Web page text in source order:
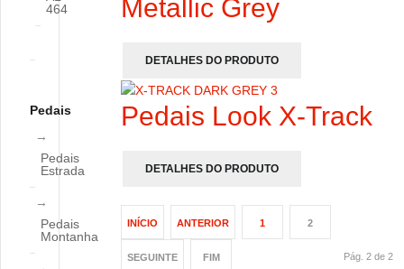
Metallic Grey
DETALHES DO PRODUTO
Pedais Look X-Track
DETALHES DO PRODUTO
INÍCIO ANTERIOR 1 2
SEGUINTE FIM Pág. 2 de 2
464
Pedais
Pedais
Estrada
Pedais
Montanha